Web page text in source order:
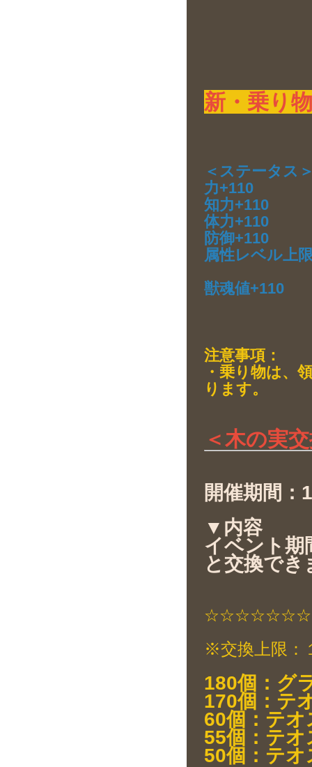
新・乗り
＜ステータス
力+110
知力+110
体力+110
防御+110
属性レベル上
獣魂値+110
注意事項：
・乗り物は、
ります。
＜木の実
開催期間：
▼内容
イベント期
と交換でき
※交換上限：
180個：グ
170個：テ
60個：テ
55個：テ
50個：テ